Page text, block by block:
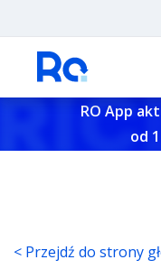
RO App
od
< Przejdź do strony